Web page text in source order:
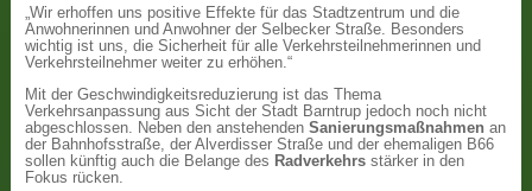
„Wir erhoffen uns positive Effekte für das Stadtzentrum und die
Anwohnerinnen und Anwohner der Selbecker Straße. Besonders
wichtig ist uns, die Sicherheit für alle Verkehrsteilnehmerinnen und
Verkehrsteilnehmer weiter zu erhöhen.“
Mit der Geschwindigkeitsreduzierung ist das Thema
Verkehrsanpassung aus Sicht der Stadt Barntrup jedoch noch nicht
abgeschlossen. Neben den anstehendenSanierungsmaßnahmen an
der Bahnhofsstraße, der Alverdisser Straße und der ehemaligen B66
sollen künftig auch die Belange des Radverkehrs stärker in den
Fokus rücken.